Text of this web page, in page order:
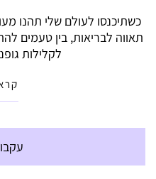
כשתיכנסו לעולם שלי תהנו
תאווה לבריאות, בין טעמים
לקלילות